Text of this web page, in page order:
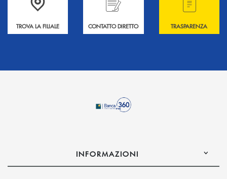
TROVA LA FILIALE CONTATTO DIRETTO TRASPARENZA
INFORMAZIONI